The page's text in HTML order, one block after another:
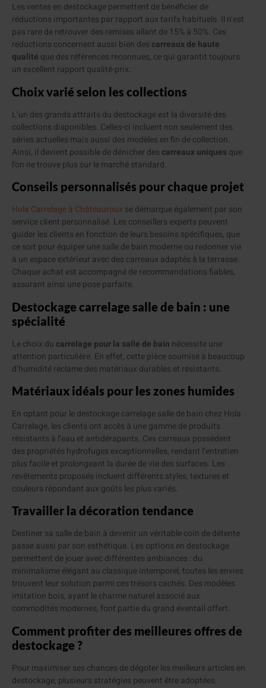
Les ventes en destockage permettent de bénéficier de
réductions importantes par rapport aux tarifs habituels. Il n’est
pas rare de retrouver des remises allant de 15% à 50%. Ces
réductions concernent aussi bien des carreaux de haute
qualité que des références reconnues, ce qui garantit toujours
un excellent rapport qualité-prix.
Choix varié selon les collections
L’un des grands attraits du destockage est la diversité des
collections disponibles. Celles-ci incluent non seulement des
séries actuelles mais aussi des modèles en fin de collection.
Ainsi, il devient possible de dénicher des carreaux uniques que
l’on ne trouve plus sur le marché standard.
Conseils personnalisés pour chaque projet
Hola Carrelage à Châteauroux se démarque également par son
service client personnalisé. Les conseillers experts peuvent
guider les clients en fonction de leurs besoins spécifiques, que
ce soit pour équiper une salle de bain moderne ou redonner vie
à un espace extérieur avec des carreaux adaptés à la terrasse.
Chaque achat est accompagné de recommandations fiables,
assurant ainsi une pose parfaite.
Destockage carrelage salle de bain : une
spécialité
Le choix du carrelage pour la salle de bain nécessite une
attention particulière. En effet, cette pièce soumise à beaucoup
d’humidité réclame des matériaux durables et résistants.
Matériaux idéals pour les zones humides
En optant pour le destockage carrelage salle de bain chez Hola
Carrelage, les clients ont accès à une gamme de produits
résistants à l’eau et antidérapants. Ces carreaux possèdent
des propriétés hydrofuges exceptionnelles, rendant l’entretien
plus facile et prolongeant la durée de vie des surfaces. Les
revêtements proposés incluent différents styles, textures et
couleurs répondant aux goûts les plus variés.
Travailler la décoration tendance
Destiner sa salle de bain à devenir un véritable coin de détente
passe aussi par son esthétique. Les options en destockage
permettent de jouer avec différentes ambiances : du
minimalisme élégant au classique intemporel, toutes les envies
trouvent leur solution parmi ces trésors cachés. Des modèles
imitation bois, ayant le charme naturel associé aux
commodités modernes, font partie du grand éventail offert.
Comment profiter des meilleures offres de
destockage ?
Pour maximiser ses chances de dégoter les meilleurs articles en
destockage, plusieurs stratégies peuvent être adoptées.